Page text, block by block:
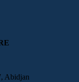
Abidjan